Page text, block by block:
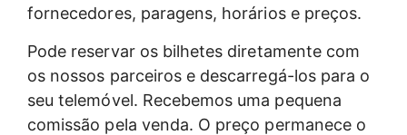
fornecedores, paragens, horários e preços.
Pode reservar os bilhetes diretamente com
os nossos parceiros e descarregá-los para o
seu telemóvel. Recebemos uma pequena
comissão pela venda. O preço permanece o